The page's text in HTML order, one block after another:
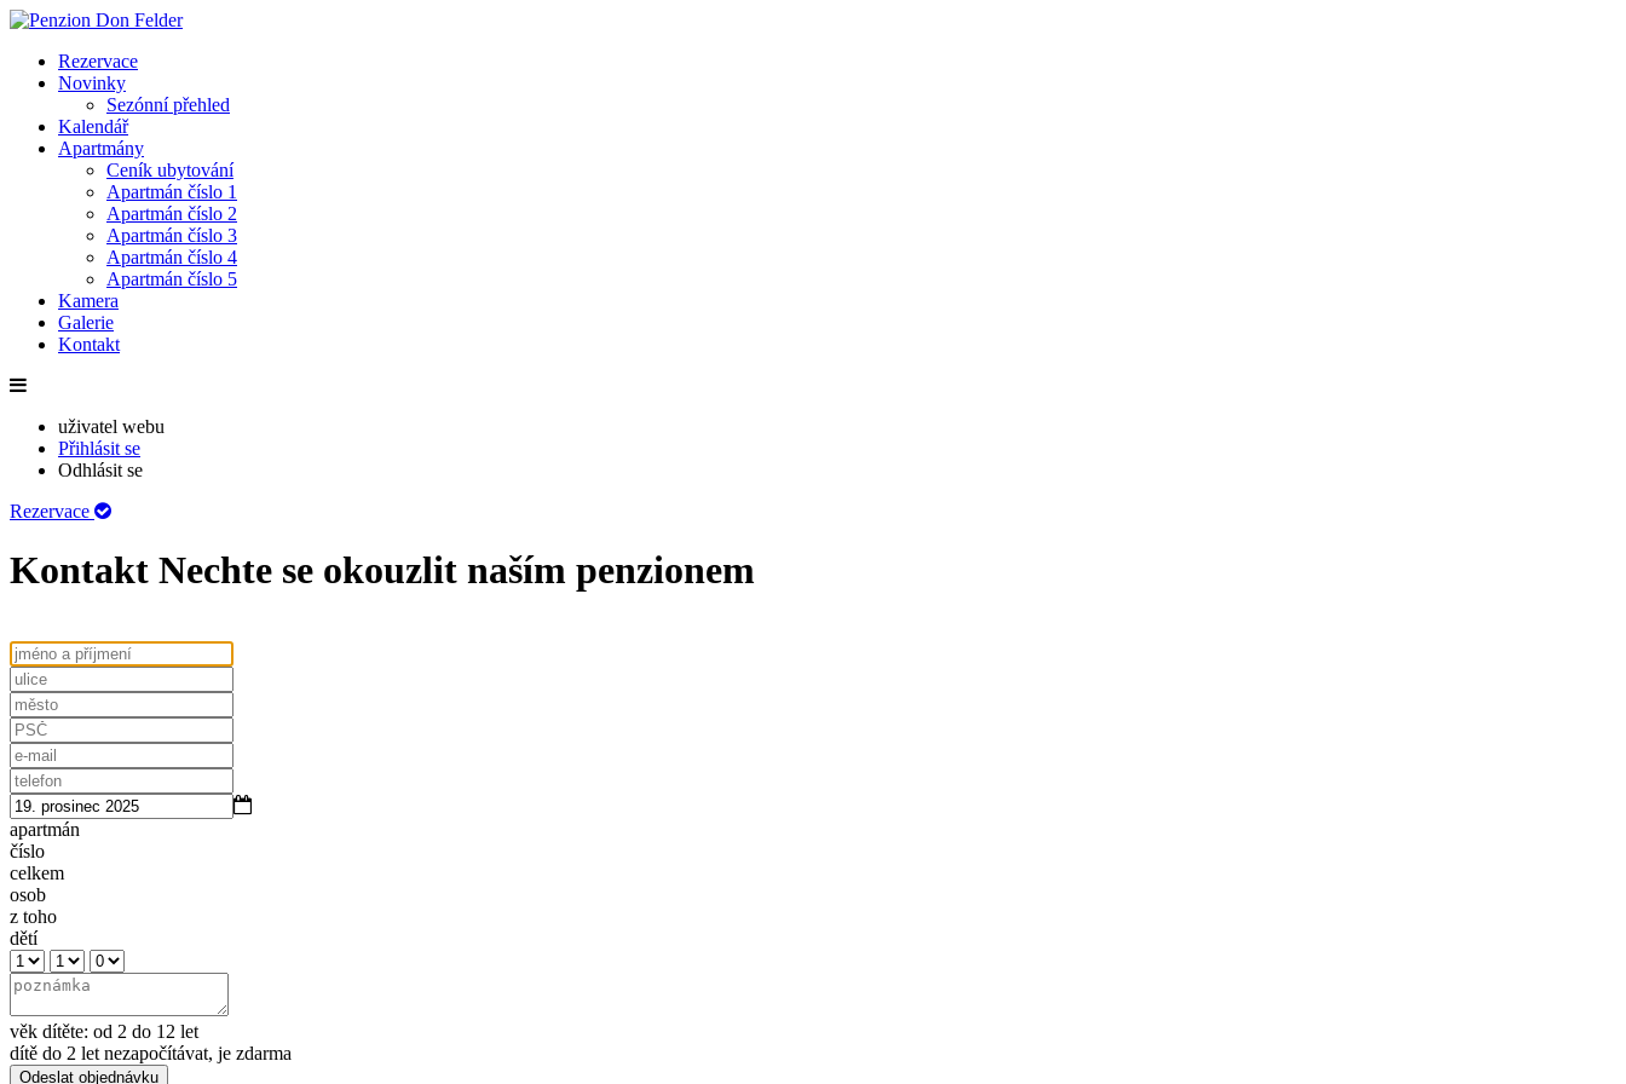
Rezervace
Novinky
Sezónní přehled
Kalendář
Apartmány
Ceník ubytování
Apartmán číslo 1
Apartmán číslo 2
Apartmán číslo 3
Apartmán číslo 4
Apartmán číslo 5
Kamera
Galerie
Kontakt
uživatel webu
Přihlásit se
Odhlásit se
Rezervace
Kontakt Nechte se okouzlit naším penzionem
apartmán
číslo
celkem
osob
z toho
dětí
věk dítěte: od 2 do 12 let
dítě do 2 let nezapočítávat, je zdarma
Odeslat objednávku